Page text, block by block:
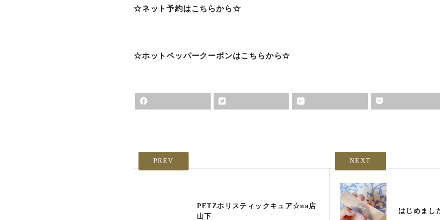
☆ネット予約はこちらから☆
☆ホットペッパークーポンはこちらから☆
PREV
PETZホリスティックキュア☆na店
山下
NEXT
はじめまし